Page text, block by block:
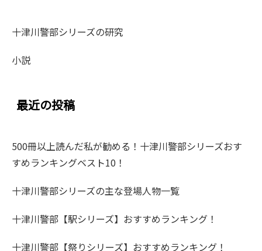
十津川警部シリーズの研究
小説
最近の投稿
500冊以上読んだ私が勧める！十津川警部シリーズおす
すめランキングベスト10！
十津川警部シリーズの主な登場人物一覧
十津川警部【駅シリーズ】おすすめランキング！
十津川警部【祭りシリーズ】おすすめランキング！